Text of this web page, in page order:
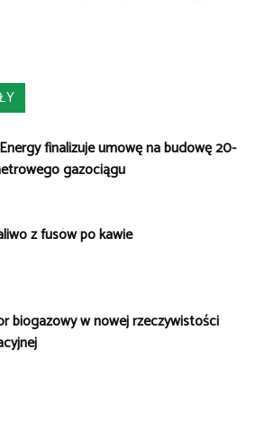
finalizuje umowę na budowę 20-
gazociągu
z fusów po kawie
biogazowy w nowej rzeczywistości